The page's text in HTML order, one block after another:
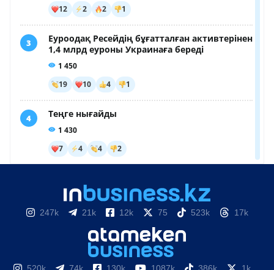
247k 21k 12k 75 523k 17k